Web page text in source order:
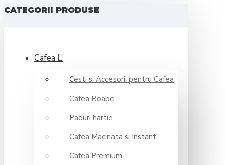
CATEGORII PRODUSE
Cafea
Cesti si Accesorii pentru Cafea
Cafea Boabe
Paduri hartie
Cafea Macinata si Instant
Cafea Premium